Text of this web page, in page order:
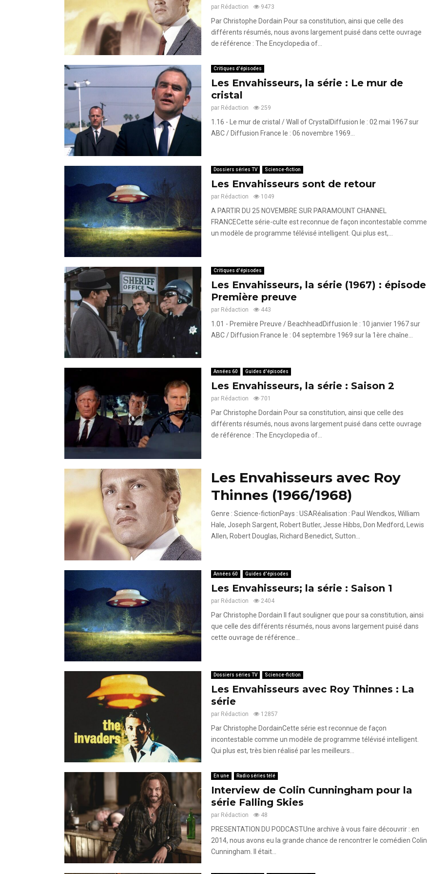
par Rédaction 9473
Par Christophe Dordain Pour sa constitution, ainsi que celle des
différents résumés, nous avons largement puisé dans cette ouvrage
de référence : The Encyclopedia of...
Critiques d'épisodes
Les Envahisseurs, la série : Le mur de
cristal
par Rédaction 259
1.16 - Le mur de cristal / Wall of CrystalDiffusion le : 02 mai 1967 sur
ABC / Diffusion France le : 06 novembre 1969...
Dossiers séries TV Science-fiction
Les Envahisseurs sont de retour
par Rédaction 1049
A PARTIR DU 25 NOVEMBRE SUR PARAMOUNT CHANNEL
FRANCECette série-culte est reconnue de façon incontestable comme
un modèle de programme télévisé intelligent. Qui plus est,...
Critiques d'épisodes
Les Envahisseurs, la série (1967) : épisode
Première preuve
par Rédaction 443
1.01 - Première Preuve / BeachheadDiffusion le : 10 janvier 1967 sur
ABC / Diffusion France le : 04 septembre 1969 sur la 1ère chaîne...
Années 60 Guides d'épisodes
Les Envahisseurs, la série : Saison 2
par Rédaction 701
Par Christophe Dordain Pour sa constitution, ainsi que celle des
différents résumés, nous avons largement puisé dans cette ouvrage
de référence : The Encyclopedia of...
Les Envahisseurs avec Roy
Thinnes (1966/1968)
Genre : Science-fictionPays : USARéalisation : Paul Wendkos, William
Hale, Joseph Sargent, Robert Butler, Jesse Hibbs, Don Medford, Lewis
Allen, Robert Douglas, Richard Benedict, Sutton...
Années 60 Guides d'épisodes
Les Envahisseurs; la série : Saison 1
par Rédaction 2404
Par Christophe Dordain Il faut souligner que pour sa constitution, ainsi
que celle des différents résumés, nous avons largement puisé dans
cette ouvrage de référence...
Dossiers séries TV Science-fiction
Les Envahisseurs avec Roy Thinnes : La
série
par Rédaction 12857
Par Christophe DordainCette série est reconnue de façon
incontestable comme un modèle de programme télévisé intelligent.
Qui plus est, très bien réalisé par les meilleurs...
En une Radio séries télé
Interview de Colin Cunningham pour la
série Falling Skies
par Rédaction 48
PRESENTATION DU PODCASTUne archive à vous faire découvrir : en
2014, nous avons eu la grande chance de rencontrer le comédien Colin
Cunningham. Il était...